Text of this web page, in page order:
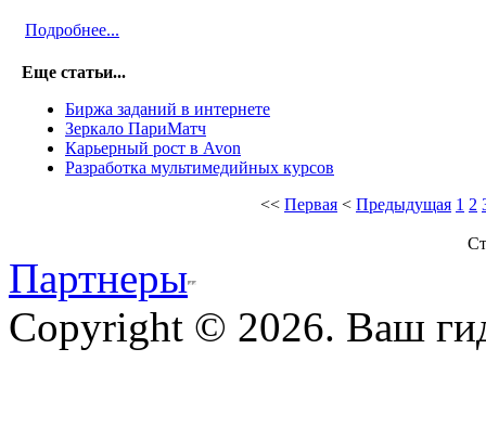
Подробнее...
Еще статьи...
Биржа заданий в интернете
Зеркало ПариМатч
Карьерный рост в Avon
Разработка мультимедийных курсов
<< Первая < Предыдущая 1 2
Партнеры
Copyright © 2026. Ваш